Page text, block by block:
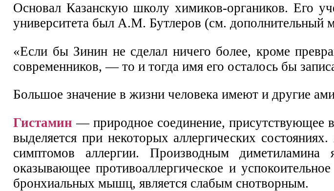
Основал Казанскую школу химиков-органиков. Его
университета был А.М. Бутлеров (см. дополнительный
«Если бы Зинин не сделал ничего более, кроме
современников, — то и тогда имя его осталось бы
Большое значение в жизни человека имеют и другие
Гистамин — природное соединение, присутствующее
выделяется при некоторых аллергических
симптомов аллергии. Производным диметиламина
оказывающее противоаллергическое и
бронхиальных мышц, является слабым снотворным.